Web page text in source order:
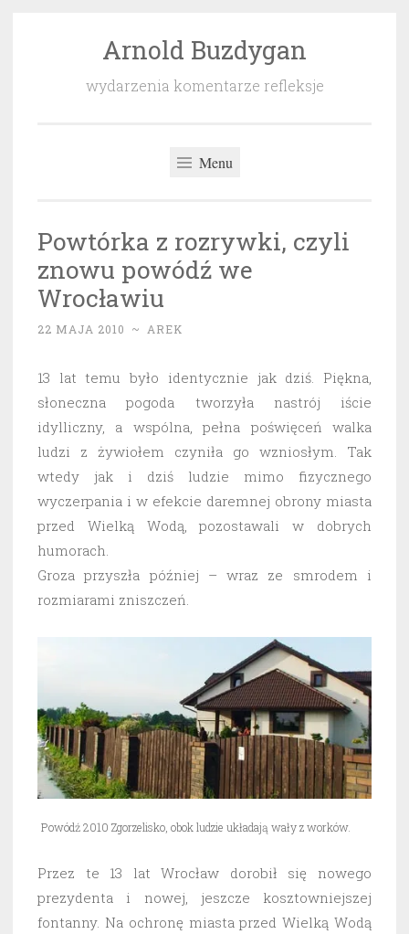
Arnold Buzdygan
wydarzenia komentarze refleksje
Menu
Powtórka z rozrywki, czyli
znowu powódź we
Wrocławiu
22 MAJA 2010 ~ AREK
13 lat temu było identycznie jak dziś. Piękna,
słoneczna pogoda tworzyła nastrój iście
idylliczny, a wspólna, pełna poświęceń walka
ludzi z żywiołem czyniła go wzniosłym. Tak
wtedy jak i dziś ludzie mimo fizycznego
wyczerpania i w efekcie daremnej obrony miasta
przed Wielką Wodą, pozostawali w dobrych
humorach.
Groza przyszła później – wraz ze smrodem i
rozmiarami zniszczeń.
Powódź 2010 Zgorzelisko, obok ludzie układają wały z worków.
Przez te 13 lat Wrocław dorobił się nowego
prezydenta i nowej, jeszcze kosztowniejszej
fontanny. Na ochronę miasta przed Wielką Wodą